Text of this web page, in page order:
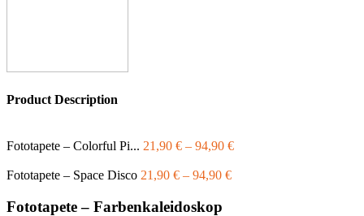
Product Description
Fototapete – Colorful Pi... 21,90 € – 94,90 €
Fototapete – Space Disco 21,90 € – 94,90 €
Fototapete – Farbenkaleidoskop